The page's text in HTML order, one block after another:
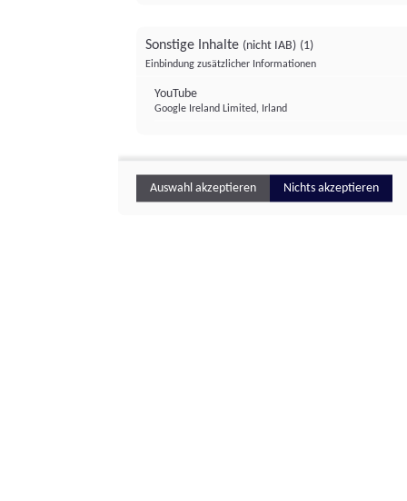
Sonstige Inhalte (nicht IAB) (1)
Einbindung zusätzlicher Informationen
YouTube
Google Ireland Limited, Irland
Auswahl akzeptieren Nichts akzeptieren